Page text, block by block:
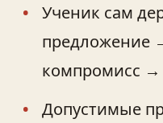
Ученик сам
предложение
компромисс →
Допустимые